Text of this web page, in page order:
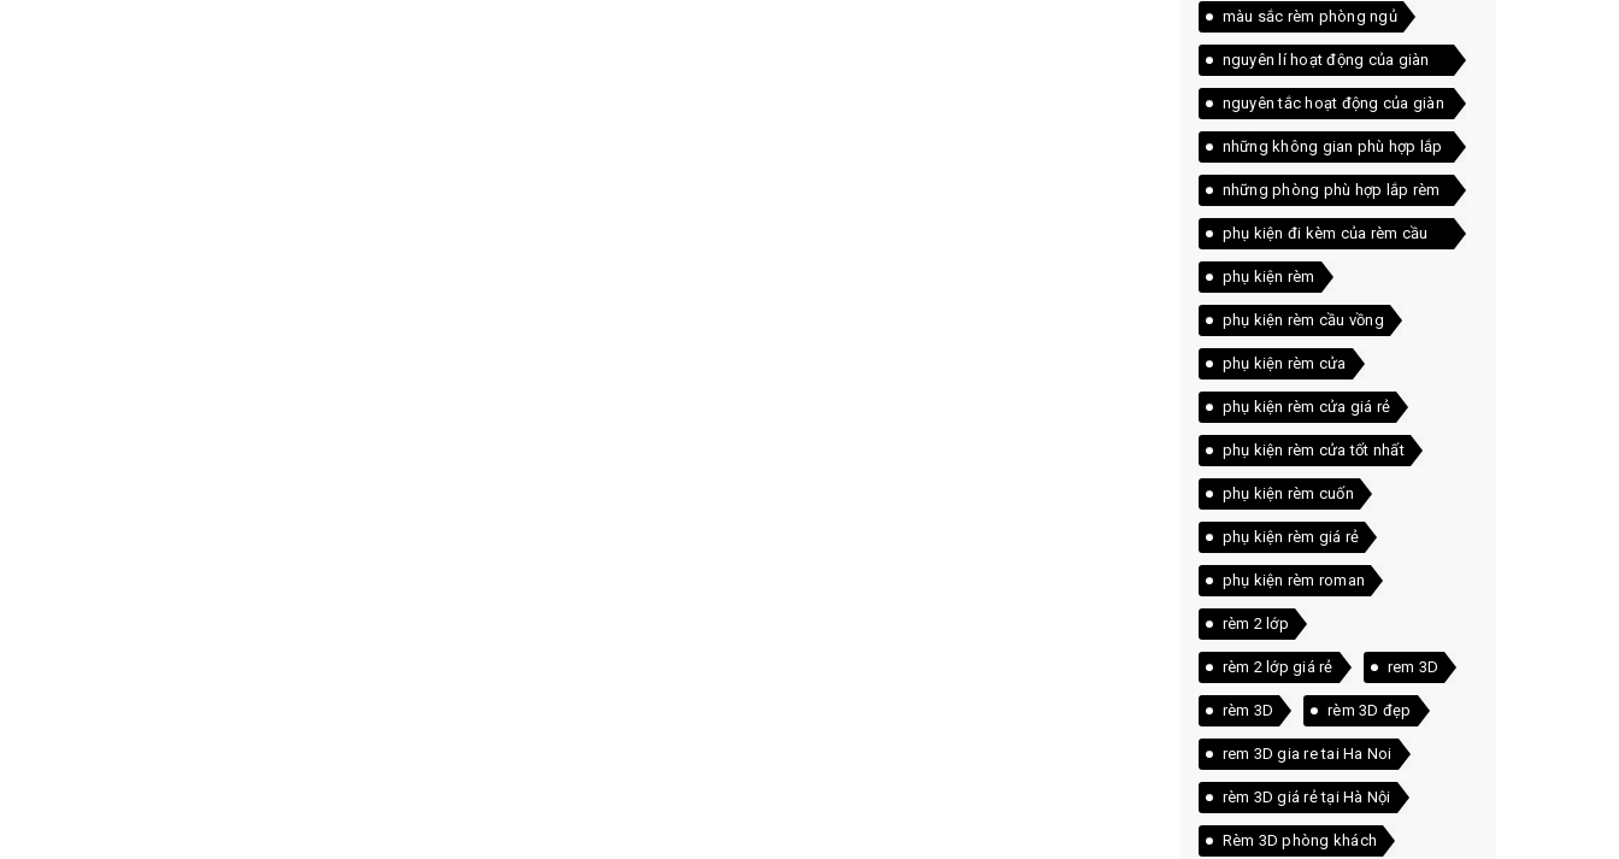
màu sắc rèm phòng ngủ
nguyên lí hoạt động của giàn
phơi
nguyên tắc hoạt động của giàn
phơi
những không gian phù hợp lắp
rèm roman
những phòng phù hợp lắp rèm
roman
phụ kiện đi kèm của rèm cầu
vồng
phụ kiện rèm
phụ kiện rèm cầu vồng
phụ kiện rèm cửa
phụ kiện rèm cửa giá rẻ
phụ kiện rèm cửa tốt nhất
phụ kiện rèm cuốn
phụ kiện rèm giá rẻ
phụ kiện rèm roman
rèm 2 lớp
rèm 2 lớp giá rẻ rem 3D
rèm 3D rèm 3D đẹp
rem 3D gia re tai Ha Noi
rèm 3D giá rẻ tại Hà Nội
Rèm 3D phòng khách